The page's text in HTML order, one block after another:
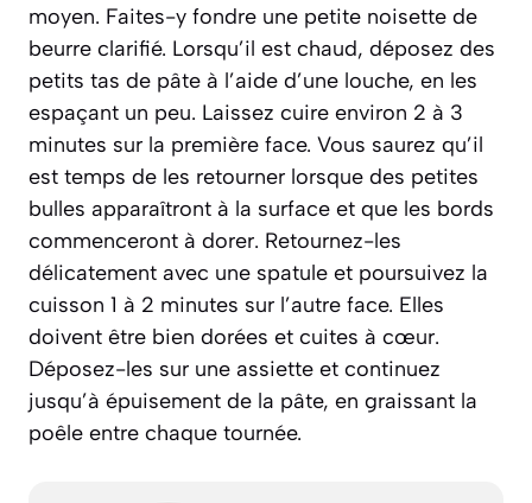
moyen. Faites-y fondre une petite noisette de
beurre clarifié. Lorsqu’il est chaud, déposez des
petits tas de pâte à l’aide d’une louche, en les
espaçant un peu. Laissez cuire environ 2 à 3
minutes sur la première face. Vous saurez qu’il
est temps de les retourner lorsque des petites
bulles apparaîtront à la surface et que les bords
commenceront à dorer. Retournez-les
délicatement avec une spatule et poursuivez la
cuisson 1 à 2 minutes sur l’autre face. Elles
doivent être bien dorées et cuites à cœur.
Déposez-les sur une assiette et continuez
jusqu’à épuisement de la pâte, en graissant la
poêle entre chaque tournée.